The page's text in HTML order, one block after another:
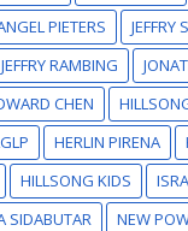
PIETERS
JEFFRY
JEFFRY RAMBING
CHEN
HERLIN PIRENA
HILLSONG KIDS
SIDABUTAR
NEW